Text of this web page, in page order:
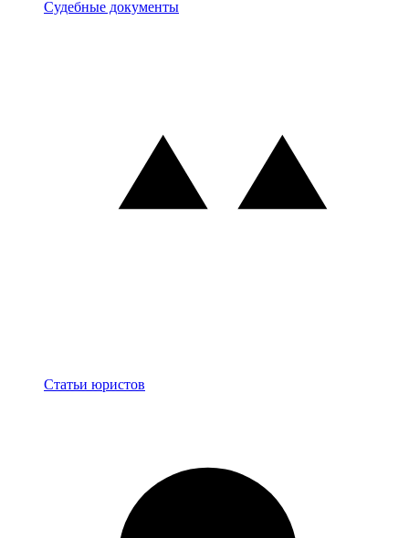
Документы
Судебные документы
Блог
Статьи юристов